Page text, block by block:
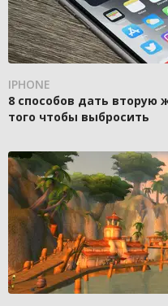
IPHONE
8 способов дать вторую
того чтобы выбросить